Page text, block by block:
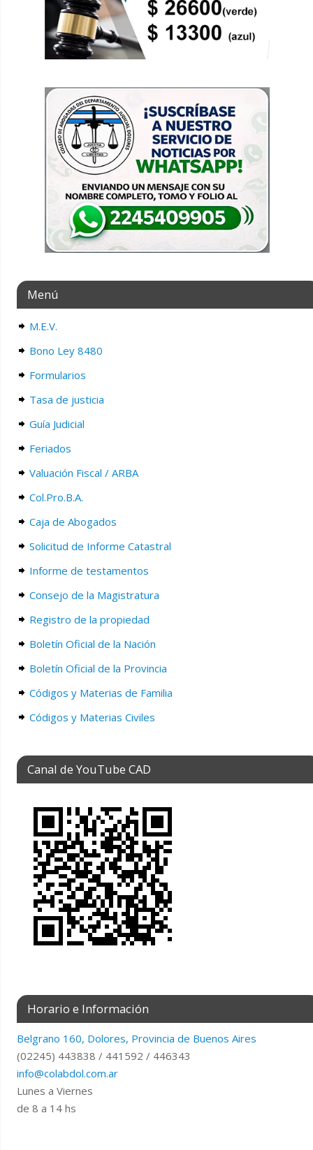
Menú
M.E.V.
Bono Ley 8480
Formularios
Tasa de justicia
Guía Judicial
Feriados
Valuación Fiscal / ARBA
Col.Pro.B.A.
Caja de Abogados
Solicitud de Informe Catastral
Informe de testamentos
Consejo de la Magistratura
Registro de la propiedad
Boletín Oficial de la Nación
Boletín Oficial de la Provincia
Códigos y Materias de Familia
Códigos y Materias Civiles
Canal de YouTube CAD
Horario e Información
Belgrano 160, Dolores, Provincia de Buenos Aires
(02245) 443838 / 441592 / 446343
info@colabdol.com.ar
Lunes a Viernes
de 8 a 14 hs